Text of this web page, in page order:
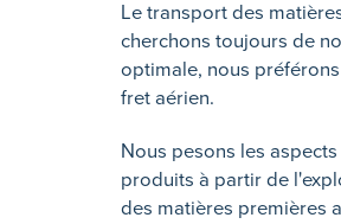
Le transport des
cherchons toujours de
optimale, nous
fret aérien.
Nous pesons les
produits à partir de
des matières premières